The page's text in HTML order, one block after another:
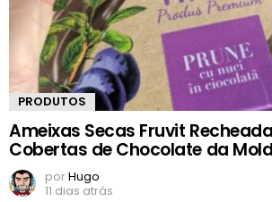
PRODUTOS
Ameixas Secas Fruvit
Cobertas de Chocolate da
porHugo
11 dias atrás